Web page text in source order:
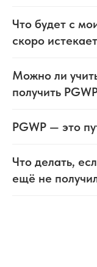
Что будет с
скоро
Можно ли
получить
PGWP — это
Что делать,
ещё не